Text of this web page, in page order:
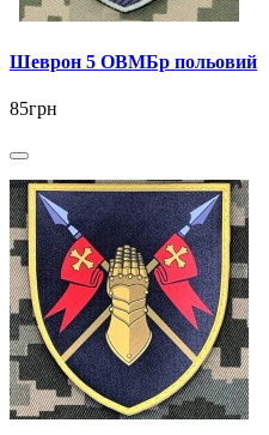
Шеврон 5 ОВМБр польовий
85грн